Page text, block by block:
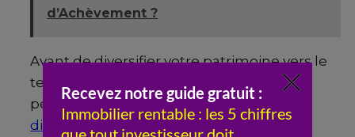
d’Achèvement ?
Avant de diversifier votre patrimoine vers le
tertiaire, il est essentiel de comparer les
performances en étudiantquelle est la
différence entre rentabilité brute et